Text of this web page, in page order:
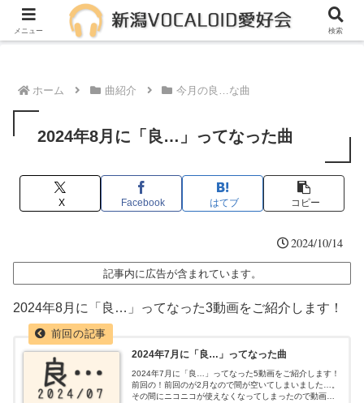
メンバー募集中！一緒に活動しませんか？
ホーム 曲紹介 今月の良…な曲
2024年8月に「良…」ってなった曲
X Facebook はてブ コピー
2024/10/14
記事内に広告が含まれています。
2024年8月に「良…」ってなった3動画をご紹介します！
2024年7月に「良…」ってなった曲
2024年7月に「良…」ってなった5動画をご紹介します！
前回の！前回のが2月なので間が空いてしまいました…。
その間にニコニコが使えなくなってしまったので動画も
メニュー 検索